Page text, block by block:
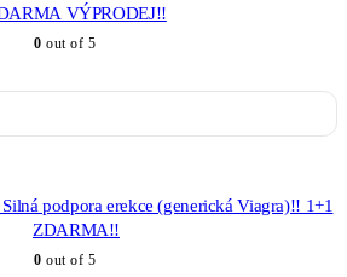
VÝPRODEJ!!
0 out of 5
podpora erekce (generická Viagra)!! 1+1
ZDARMA!!
0 out of 5